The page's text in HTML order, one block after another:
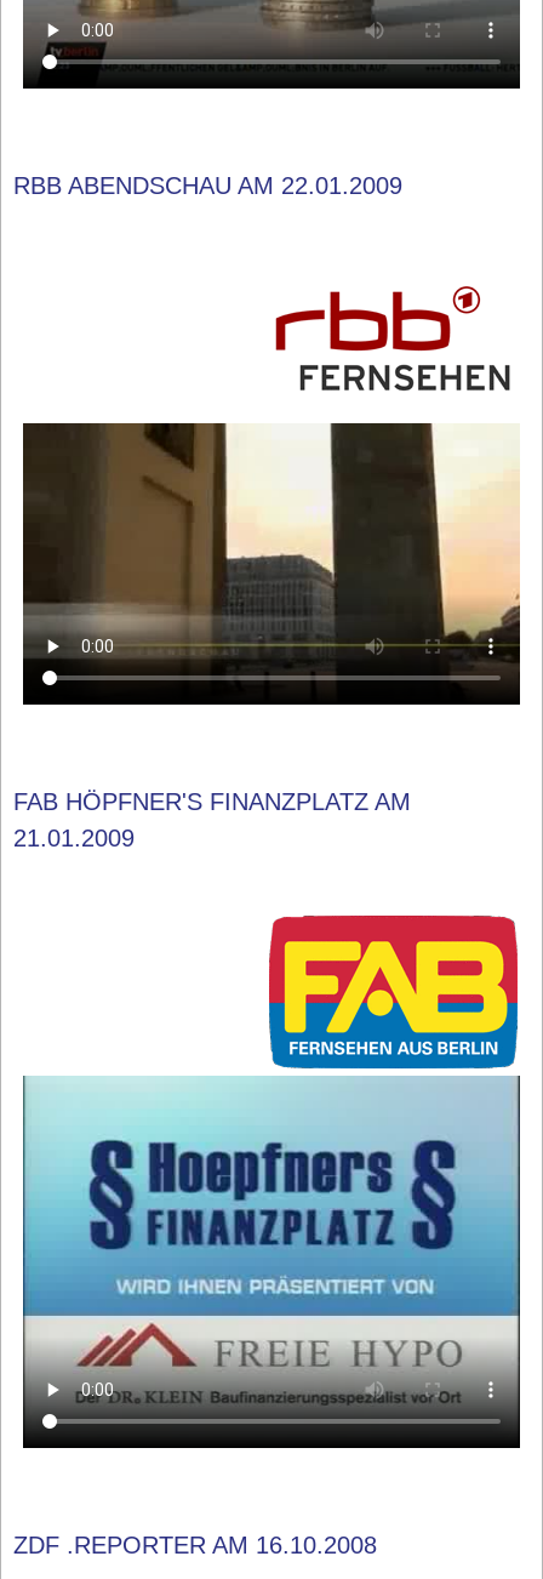
RBB ABENDSCHAU AM 22.01.2009
FAB HÖPFNER'S FINANZPLATZ AM
21.01.2009
ZDF .REPORTER AM 16.10.2008